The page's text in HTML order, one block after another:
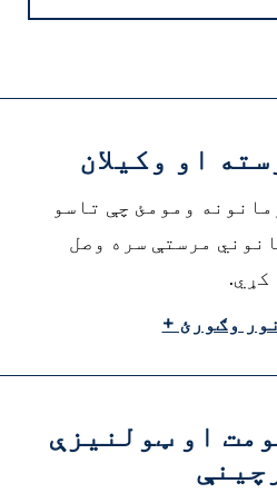
او وکیلان
ومومئ چې تاسو
مرستې سره وصل
وګورئ +
او ټولنیزې